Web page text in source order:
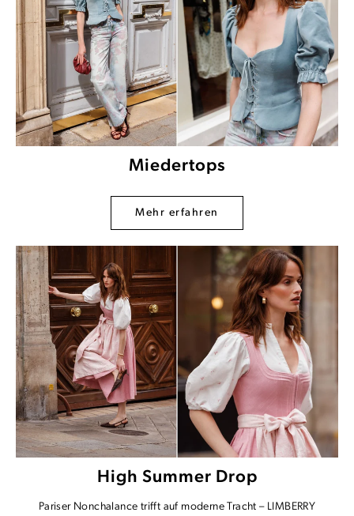
Miedertops
Mehr erfahren
High Summer Drop
Pariser Nonchalance trifft auf moderne Tracht – LIMBERRY